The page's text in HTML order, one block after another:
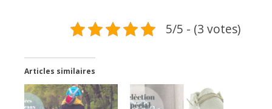
5/5 - (3 votes)
Articles similaires